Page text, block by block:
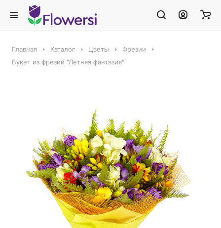
Главная Каталог Цветы
Фрезии
Букет из фрезий "Летняя фантазия"